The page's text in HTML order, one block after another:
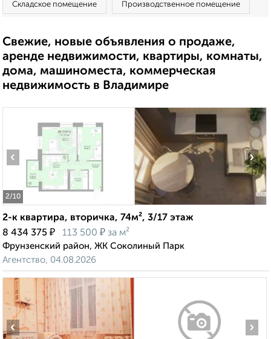
Складское помещение Производственное помещение
Свежие, новые объявления о продаже,
аренде недвижимости, квартиры, комнаты,
дома, машиноместа, коммерческая
недвижимость в Владимире
2/10
‹ ›
2-к квартира, вторичка, 74м², 3/17 этаж
8 434 375 ₽ 113 500 ₽ за м²
Фрунзенский район, ЖК Соколиный Парк
Агентство, 04.08.2026
‹ ›